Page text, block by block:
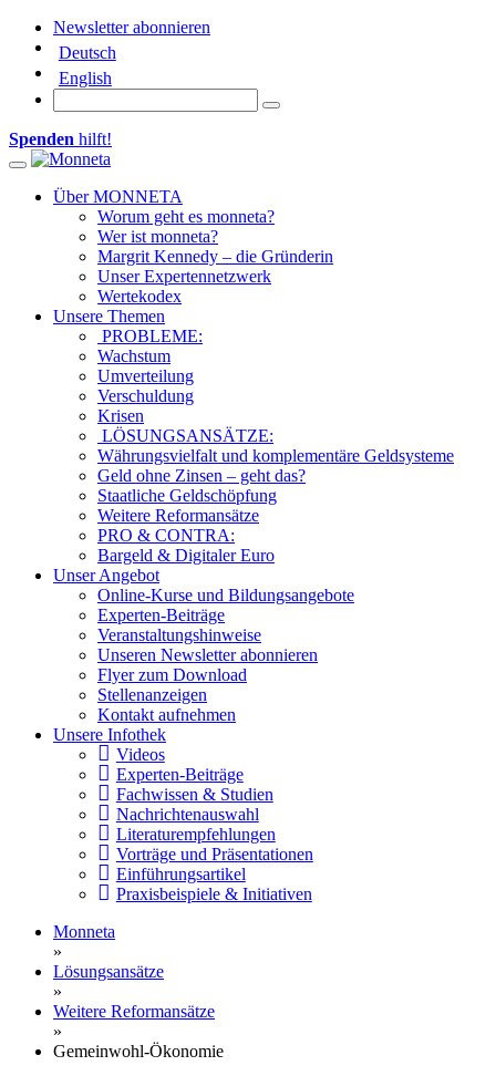
Newsletter abonnieren
Deutsch
English
Spenden hilft!
Toggle navigation
Über MONNETA
Worum geht es monneta?
Wer ist monneta?
Margrit Kennedy – die Gründerin
Unser Expertennetzwerk
Wertekodex
Unsere Themen
PROBLEME:
Wachstum
Umverteilung
Verschuldung
Krisen
LÖSUNGSANSÄTZE:
Währungsvielfalt und komplementäre Geldsysteme
Geld ohne Zinsen – geht das?
Staatliche Geldschöpfung
Weitere Reformansätze
PRO & CONTRA:
Bargeld & Digitaler Euro
Unser Angebot
Online-Kurse und Bildungsangebote
Experten-Beiträge
Veranstaltungshinweise
Unseren Newsletter abonnieren
Flyer zum Download
Stellenanzeigen
Kontakt aufnehmen
Unsere Infothek
Videos
Experten-Beiträge
Fachwissen & Studien
Nachrichtenauswahl
Literaturempfehlungen
Vorträge und Präsentationen
Einführungsartikel
Praxisbeispiele & Initiativen
Monneta
»
Lösungsansätze
»
Weitere Reformansätze
»
Gemeinwohl-Ökonomie